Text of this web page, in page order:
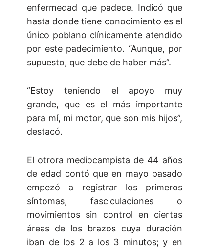
enfermedad que padece. Indicó que
hasta donde tiene conocimiento es el
único poblano clínicamente atendido
por este padecimiento. “Aunque, por
supuesto, que debe de haber más”.
“Estoy teniendo el apoyo muy
grande, que es el más importante
para mí, mi motor, que son mis hijos”,
destacó.
El otrora mediocampista de 44 años
de edad contó que en mayo pasado
empezó a registrar los primeros
síntomas, fasciculaciones o
movimientos sin control en ciertas
áreas de los brazos cuya duración
iban de los 2 a los 3 minutos; y en